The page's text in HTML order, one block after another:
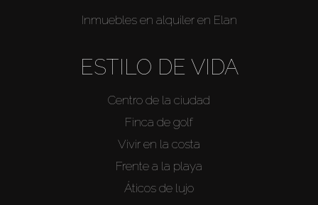
Inmuebles en alquiler en Elan
ESTILO DE VIDA
Centro de la ciudad
Finca de golf
Vivir en la costa
Frente a la playa
Áticos de lujo